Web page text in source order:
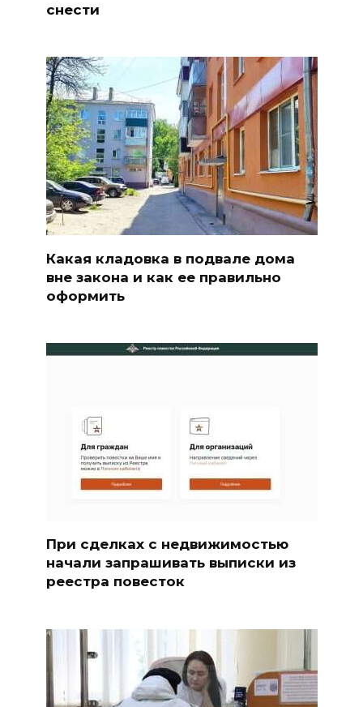
снести
Какая кладовка в подвале дома
вне закона и как ее правильно
оформить
При сделках с недвижимостью
начали запрашивать выписки из
реестра повесток